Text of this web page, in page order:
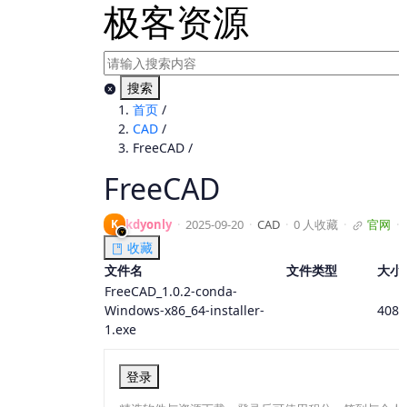
极客资源
搜索
首页 /
CAD /
FreeCAD /
FreeCAD
K kdyonly · 2025-09-20 · CAD · 0 人收藏 · 官网 ·
收藏
文件名
文件类型 大
FreeCAD_1.0.2-conda-
Windows-x86_64-installer-
1.exe
登录